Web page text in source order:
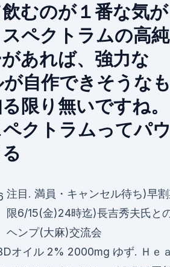
むのが１番な気が
ペクトラムの高純
あれば、強力な
自作できそうなも
限り無いですね。
クトラムってパウ
注目. 満員・キャンセル待ち)早
限6/15(金)24時迄)長吉秀夫氏と
ヘンプ(大麻)交流会
オイル 2% 2000mg ゆず. Ｈｅａ